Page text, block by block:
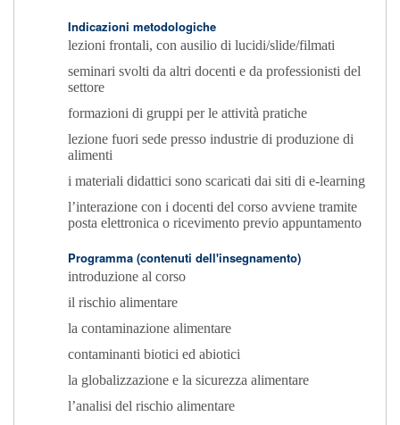
Indicazioni metodologiche
lezioni frontali, con ausilio di lucidi/slide/filmati
seminari svolti da altri docenti e da professionisti del
settore
formazioni di gruppi per le attività pratiche
lezione fuori sede presso industrie di produzione di
alimenti
i materiali didattici sono scaricati dai siti di e-learning
l’interazione con i docenti del corso avviene tramite
posta elettronica o ricevimento previo appuntamento
Programma (contenuti dell'insegnamento)
introduzione al corso
il rischio alimentare
la contaminazione alimentare
contaminanti biotici ed abiotici
la globalizzazione e la sicurezza alimentare
l’analisi del rischio alimentare